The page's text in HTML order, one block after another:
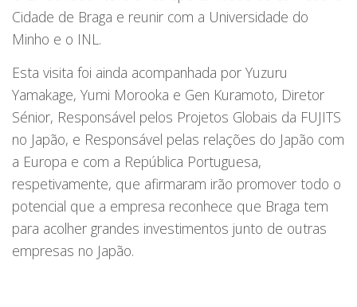
Cidade de Braga e reunir com a Universidade do
Minho e o INL.
Esta visita foi ainda acompanhada por Yuzuru
Yamakage, Yumi Morooka e Gen Kuramoto, Diretor
Sénior, Responsável pelos Projetos Globais da FUJITS
no Japão, e Responsável pelas relações do Japão com
a Europa e com a República Portuguesa,
respetivamente, que afirmaram irão promover todo o
potencial que a empresa reconhece que Braga tem
para acolher grandes investimentos junto de outras
empresas no Japão.